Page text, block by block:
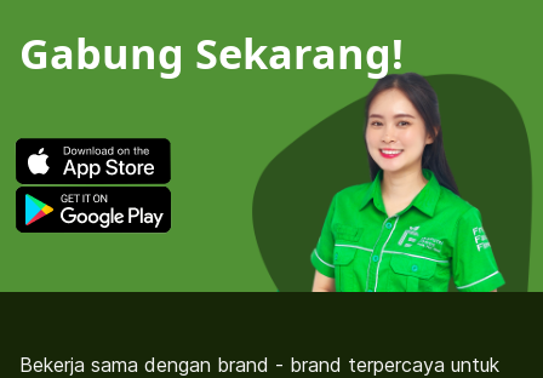
Gabung Sekarang!
Bekerja sama dengan brand - brand terpercaya untuk